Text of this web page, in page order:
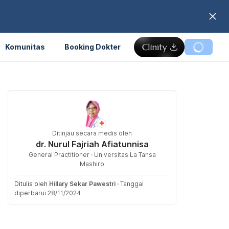
Komunitas Booking Dokter
Ditinjau secara medis oleh
dr. Nurul Fajriah Afiatunnisa
General Practitioner · Universitas La Tansa
Mashiro
Ditulis oleh Hillary Sekar Pawestri · Tanggal
diperbarui 28/11/2024